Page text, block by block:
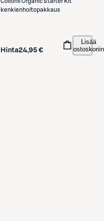
kenkienhoitopakkaus
Hinta24,95 €
Lisää
ostoskoriin